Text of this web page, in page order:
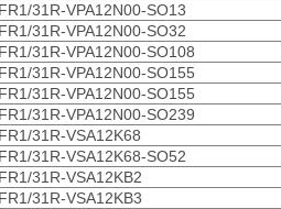
31R-VPA12N00-SO13
31R-VPA12N00-SO32
31R-VPA12N00-SO108
31R-VPA12N00-SO155
31R-VPA12N00-SO155
31R-VPA12N00-SO239
31R-VSA12K68
31R-VSA12K68-SO52
31R-VSA12KB2
31R-VSA12KB3